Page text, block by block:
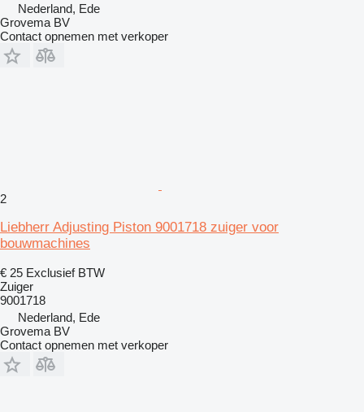
Nederland, Ede
Grovema BV
Contact opnemen met verkoper
2
Liebherr Adjusting Piston 9001718 zuiger voor
bouwmachines
€ 25 Exclusief BTW
Zuiger
9001718
Nederland, Ede
Grovema BV
Contact opnemen met verkoper